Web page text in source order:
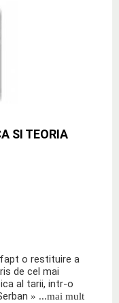
SI TEORIA
o restituire a
de cel mai
al tarii, intr-o
» ...mai mult